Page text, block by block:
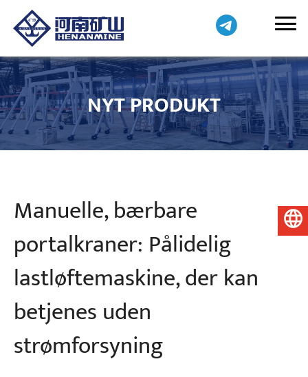
NYT PRODUKT
Manuelle, bærbare
portalkraner: Pålidelig
lastløftemaskine, der kan
betjenes uden
strømforsyning
Dansk